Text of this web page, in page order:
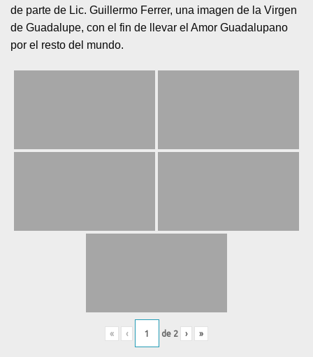
de parte de Lic. Guillermo Ferrer, una imagen de la Virgen
de Guadalupe, con el fin de llevar el Amor Guadalupano
por el resto del mundo.
« ‹ de 2 › »